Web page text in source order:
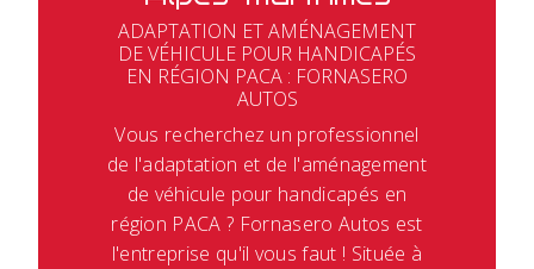
ADAPTATION ET AMÉNAGEMENT
DE VÉHICULE POUR HANDICAPÉS
EN RÉGION PACA : FORNASERO
AUTOS
Vous recherchez un professionnel
de l'adaptation et de l'aménagement
de véhicule pour handicapés en
région PACA ? Fornasero Autos est
l'entreprise qu'il vous faut ! Située à